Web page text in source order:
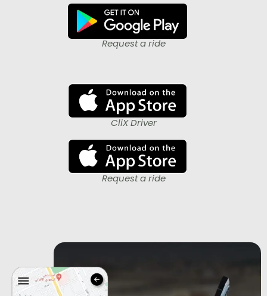
Request a ride
CliX Driver
Request a ride